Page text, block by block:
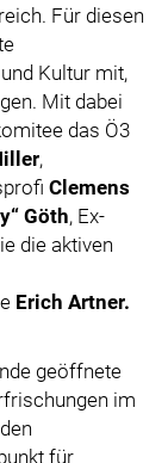
Für diesen
Kultur mit,
Mit dabei
das Ö3
,
Clemens
Göth, Ex-
die aktiven
Erich Artner.
geöffnete
im
für